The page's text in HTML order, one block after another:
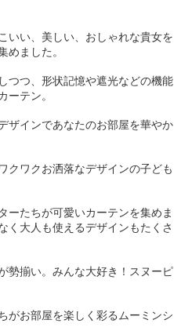
いい、美しい、おしゃれな貴女を
めました。
つつ、形状記憶や遮光などの機能
ーテン。
ザインであなたのお部屋を華やか
クワクお洒落なデザインの子ども
ーたちが可愛いカーテンを集めま
く大人も使えるデザインもたくさ
勢揃い。みんな大好き！スヌーピ
がお部屋を楽しく彩るムーミンシ